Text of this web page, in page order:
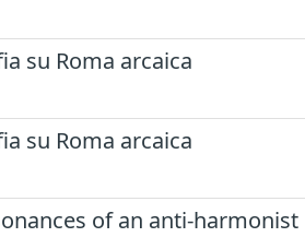
su Roma arcaica
su Roma arcaica
of an anti-harmonist